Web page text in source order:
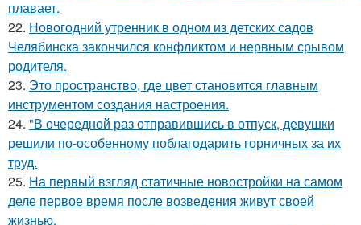
плавает.
22. Новогодний утренник в одном из детских садов
Челябинска закончился конфликтом и нервным срывом
родителя.
23. Это пространство, где цвет становится главным
инструментом создания настроения.
24. "В очередной раз отправившись в отпуск, девушки
решили по-особенному поблагодарить горничных за их
труд.
25. На первый взгляд статичные новостройки на самом
деле первое время после возведения живут своей
жизнью.